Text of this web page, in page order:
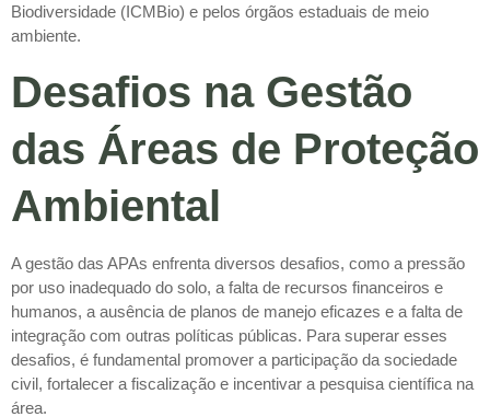
Biodiversidade (ICMBio) e pelos órgãos estaduais de meio
ambiente.
Desafios na Gestão
das Áreas de Proteção
Ambiental
A gestão das APAs enfrenta diversos desafios, como a pressão
por uso inadequado do solo, a falta de recursos financeiros e
humanos, a ausência de planos de manejo eficazes e a falta de
integração com outras políticas públicas. Para superar esses
desafios, é fundamental promover a participação da sociedade
civil, fortalecer a fiscalização e incentivar a pesquisa científica na
área.